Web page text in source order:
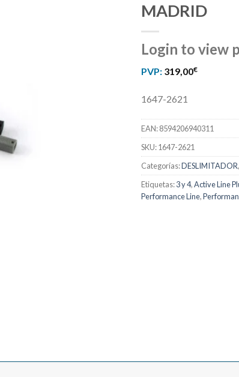
MADRID
Login to view
PVP: 319,00€
1647-2621
EAN:8594206940311
SKU:1647-2621
Categorías:DESLIMITADOR,
Etiquetas:3 y 4,Active Line
Performance Line,